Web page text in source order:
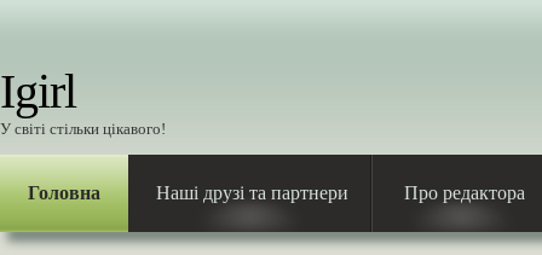
Igirl
У світі стільки цікавого!
Головна Наші друзі та партнери Про редактора